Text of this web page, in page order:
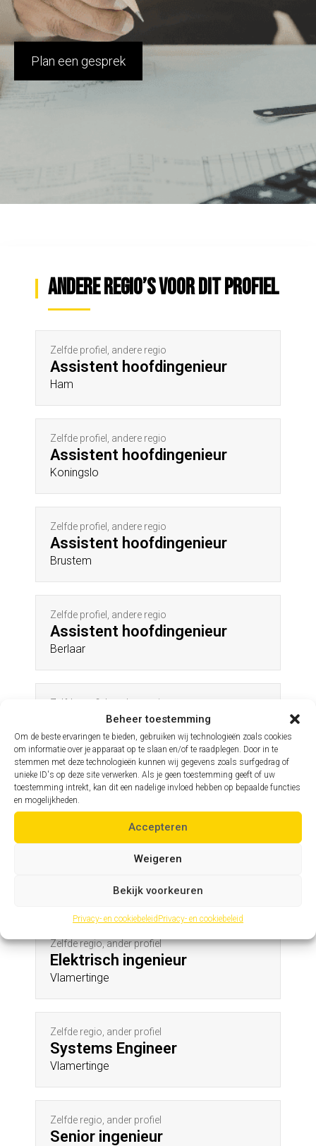
Beheer toestemming
Om de beste ervaringen te bieden, gebruiken wij technologieën zoals cookies
om informatie over je apparaat op te slaan en/of te raadplegen. Door in te
stemmen met deze technologieën kunnen wij gegevens zoals surfgedrag of
unieke ID's op deze site verwerken. Als je geen toestemming geeft of uw
toestemming intrekt, kan dit een nadelige invloed hebben op bepaalde functies
en mogelijkheden.
Accepteren
Weigeren
Bekijk voorkeuren
Privacy- en cookiebeleidPrivacy- en cookiebeleid
Plan een gesprek
Andere regio’s voor dit profiel
Zelfde profiel, andere regio
Assistent hoofdingenieur
Ham
Zelfde profiel, andere regio
Assistent hoofdingenieur
Koningslo
Zelfde profiel, andere regio
Assistent hoofdingenieur
Brustem
Zelfde profiel, andere regio
Assistent hoofdingenieur
Berlaar
Zelfde profiel, andere regio
Assistent hoofdingenieur
Diets-Heur
Zelfde profiel, andere regio
Assistent hoofdingenieur
Andere profielen in deze regio
Zelfde regio, ander profiel
Elektrisch ingenieur
Vlamertinge
Zelfde regio, ander profiel
Systems Engineer
Vlamertinge
Zelfde regio, ander profiel
Senior ingenieur